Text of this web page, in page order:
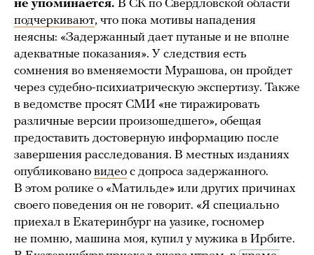
не упоминается. В СК по Свердловской области
подчеркивают, что пока мотивы нападения
неясны: «Задержанный дает путаные и не вполне
адекватные показания». У следствия есть
сомнения во вменяемости Мурашова, он пройдет
через судебно-психиатрическую экспертизу. Также
в ведомстве просят СМИ «не тиражировать
различные версии произошедшего», обещая
предоставить достоверную информацию после
завершения расследования. В местных изданиях
опубликовано видео с допроса задержанного.
В этом ролике о «Матильде» или других причинах
своего поведения он не говорит. «Я специально
приехал в Екатеринбург на уазике, госномер
не помню, машина моя, купил у мужика в Ирбите.